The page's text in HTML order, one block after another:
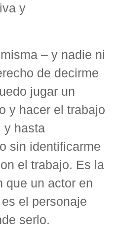
y
– y nadie ni
de decirme
jugar un
y hacer el trabajo
y hasta
sin identificarme
el trabajo. Es la
que un actor en
el personaje
serlo.